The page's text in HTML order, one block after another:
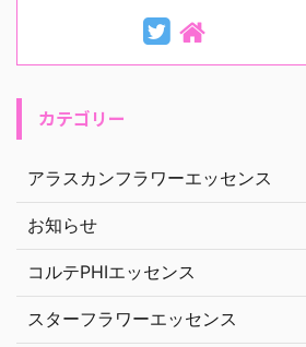
カテゴリー
アラスカンフラワーエッセンス
お知らせ
コルテPHIエッセンス
スターフラワーエッセンス